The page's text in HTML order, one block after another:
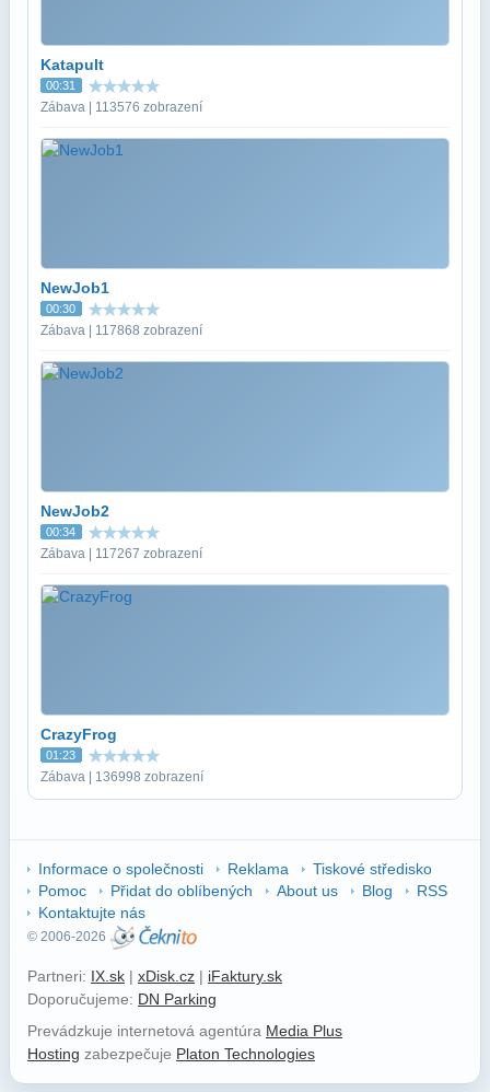
Katapult
00:31
Zábava | 113576 zobrazení
NewJob1
00:30
Zábava | 117868 zobrazení
NewJob2
00:34
Zábava | 117267 zobrazení
CrazyFrog
01:23
Zábava | 136998 zobrazení
Informace o společnosti Reklama
Tiskové středisko
Pomoc
Přidat do oblíbených About us Blog
RSS
Kontaktujte nás
© 2006-2026
Partneri: IX.sk | xDisk.cz | iFaktury.sk
Doporučujeme: DN Parking
Prevádzkuje internetová agentúra Media Plus
Hosting zabezpečuje Platon Technologies